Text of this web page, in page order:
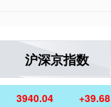
沪深京指数
3940.04 +39.68